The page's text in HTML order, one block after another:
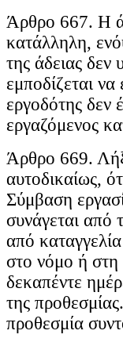
Άρθρο 667. Η
κατάλληλη,
της άδειας δεν
εμποδίζεται
εργοδότης δεν
εργαζόμενος
Άρθρο 669.
αυτοδικαίως,
Σύμβαση
συνάγεται από
από
στο νόμο ή στη
δεκαπέντε
της
προθεσμία